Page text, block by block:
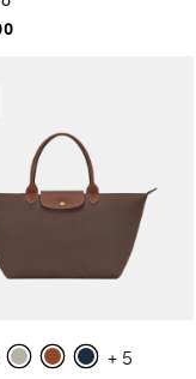
+ 5